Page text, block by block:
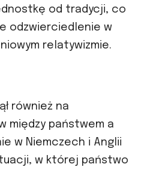
od tradycji, co
odzwierciedlenie w
relatywizmie.
również na
między państwem a
w Niemczech i Anglii
w której państwo